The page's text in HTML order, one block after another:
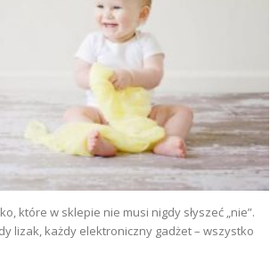
które w sklepie nie musi nigdy słyszeć „nie”.
lizak, każdy elektroniczny gadżet – wszystko